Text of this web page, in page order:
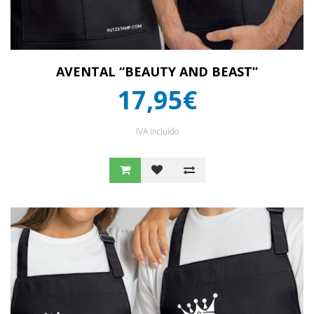
AVENTAL “BEAUTY AND BEAST”
17,95€
IVA Incluído